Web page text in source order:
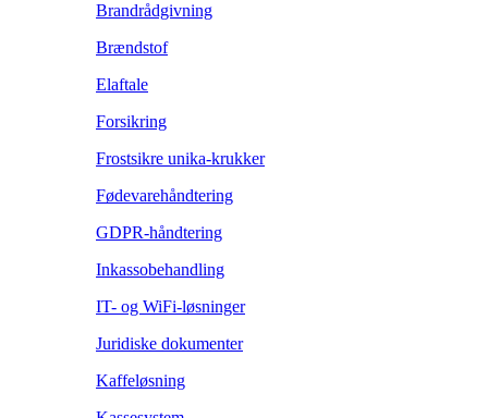
Brandrådgivning
Brændstof
Elaftale
Forsikring
Frostsikre unika-krukker
Fødevarehåndtering
GDPR-håndtering
Inkassobehandling
IT- og WiFi-løsninger
Juridiske dokumenter
Kaffeløsning